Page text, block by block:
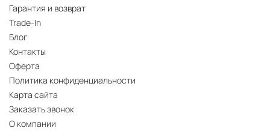
Гарантия и возврат
Trade-In
Блог
Контакты
Оферта
Политика конфиденциальности
Карта сайта
Заказать звонок
О компании